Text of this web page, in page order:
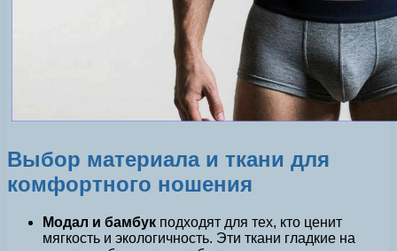
Выбор материала и ткани для
комфортного ношения
Модал и бамбук подходят для тех, кто ценит
мягкость и экологичность. Эти ткани гладкие на